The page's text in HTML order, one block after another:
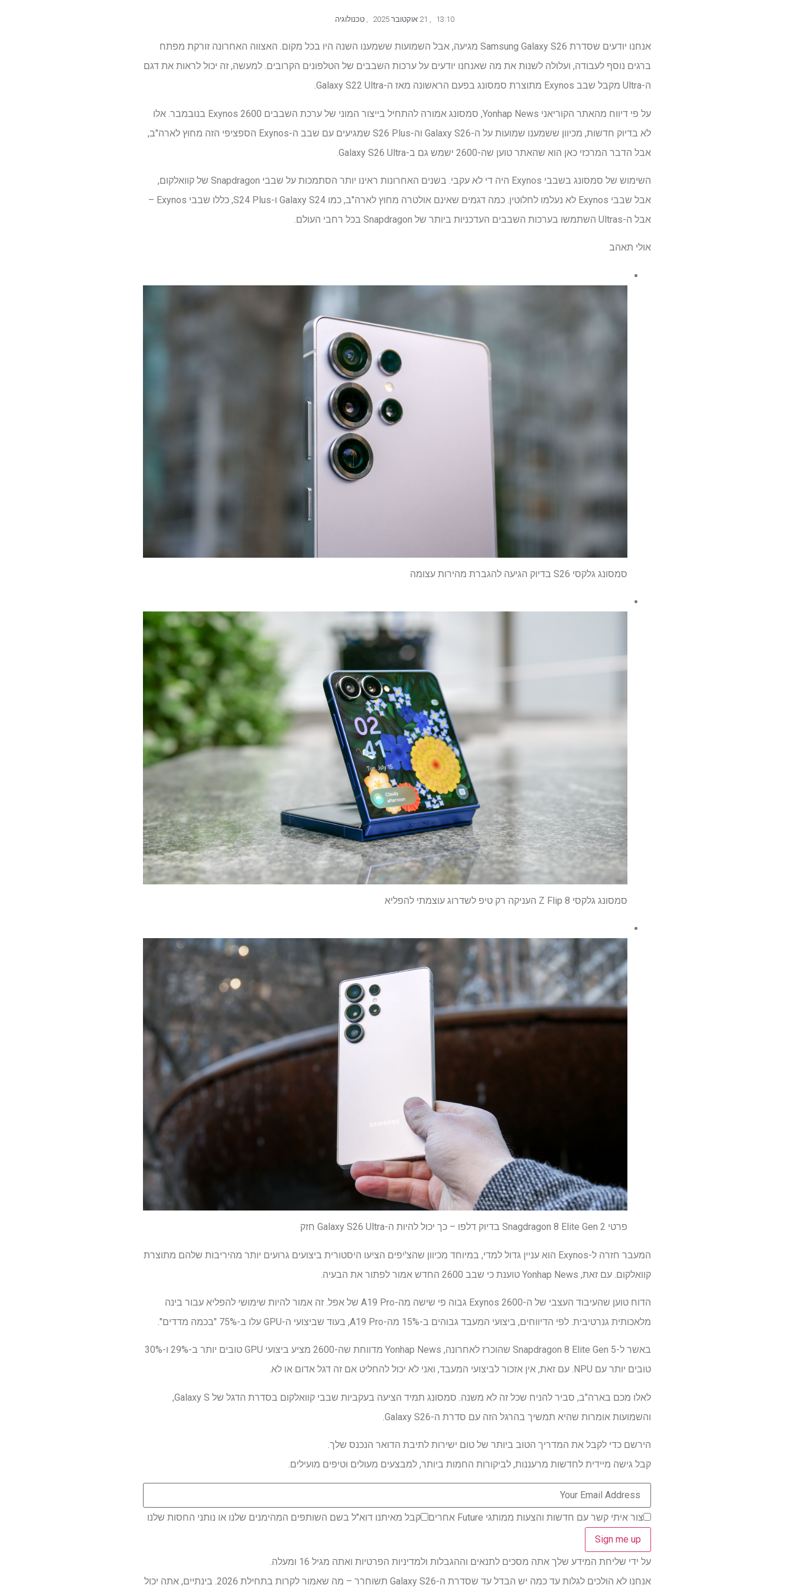
13:10
,
, טכנולוגיה
אנחנו יודעים שסדרת Samsung Galaxy S26 מגיעה, אבל השמועות ששמענו השנה היו בכל מקום. האצווה האחרונה זורקת מפתח
ברגים נוסף לעבודה, ועלולה לשנות את מה שאנחנו יודעים על ערכות השבבים של הטלפונים הקרובים. למעשה, זה יכול לראות את דגם
ה-Ultra מקבל שבב Exynos מתוצרת סמסונג בפעם הראשונה מאז ה-Galaxy S22 Ultra.
על פי דיווח מהאתר הקוריאני Yonhap News, סמסונג אמורה להתחיל בייצור המוני של ערכת השבבים Exynos 2600 בנובמבר. אלו
לא בדיוק חדשות, מכיוון ששמענו שמועות על ה-Galaxy S26 וה-S26 Plus שמגיעים עם שבב ה-Exynos הספציפי הזה מחוץ לארה"ב,
אבל הדבר המרכזי כאן הוא שהאתר טוען שה-2600 ישמש גם ב-Galaxy S26 Ultra.
השימוש של סמסונג בשבבי Exynos היה די לא עקבי. בשנים האחרונות ראינו יותר הסתמכות על שבבי Snapdragon של קוואלקום,
אבל שבבי Exynos לא נעלמו לחלוטין. כמה דגמים שאינם אולטרה מחוץ לארה"ב, כמו Galaxy S24 ו-S24 Plus, כללו שבבי Exynos –
אבל ה-Ultras השתמשו בערכות השבבים העדכניות ביותר של Snapdragon בכל רחבי העולם.
אולי תאהב
סמסונג גלקסי S26 בדיוק הגיעה להגברת מהירות עצומה
סמסונג גלקסי Z Flip 8 העניקה רק טיפ לשדרוג עוצמתי להפליא
פרטי Snagdragon 8 Elite Gen 2 בדיוק דלפו – כך יכול להיות ה-Galaxy S26 Ultra חזק
המעבר חזרה ל-Exynos הוא עניין גדול למדי, במיוחד מכיוון שהצ'יפים הציעו היסטורית ביצועים גרועים יותר מהיריבות שלהם מתוצרת
קוואלקום. עם זאת, Yonhap News טוענת כי שבב 2600 החדש אמור לפתור את הבעיה.
הדוח טוען שהעיבוד העצבי של ה-Exynos 2600 גבוה פי שישה מה-A19 Pro של אפל. זה אמור להיות שימושי להפליא עבור בינה
מלאכותית גנרטיבית. לפי הדיווחים, ביצועי המעבד גבוהים ב-15% מה-A19 Pro, בעוד שביצועי ה-GPU עלו ב-75% "בכמה מדדים".
באשר ל-Snapdragon 8 Elite Gen 5 שהוכרז לאחרונה, Yonhap News מדווחת שה-2600 מציע ביצועי GPU טובים יותר ב-29% ו-30%
טובים יותר עם NPU. עם זאת, אין אזכור לביצועי המעבד, ואני לא יכול להחליט אם זה דגל אדום או לא.
לאלו מכם בארה"ב, סביר להניח שכל זה לא משנה. סמסונג תמיד הציעה בעקביות שבבי קוואלקום בסדרת הדגל של Galaxy S,
והשמועות אומרות שהיא תמשיך בהרגל הזה עם סדרת ה-Galaxy S26.
הירשם כדי לקבל את המדריך הטוב ביותר של טום ישירות לתיבת הדואר הנכנס שלך.
קבל גישה מיידית לחדשות מרעננות, לביקורות החמות ביותר, למבצעים מעולים וטיפים מועילים.
צור איתי קשר עם חדשות והצעות ממותגי Future אחרים קבל מאיתנו דוא"ל בשם השותפים המהימנים שלנו או נותני החסות שלנו
על ידי שליחת המידע שלך אתה מסכים לתנאים וההגבלות ולמדיניות הפרטיות ואתה מגיל 16 ומעלה.
אנחנו לא הולכים לגלות עד כמה יש הבדל עד שסדרת ה-Galaxy S26 תשוחרר – מה שאמור לקרות בתחילת 2026. בינתיים, אתה יכול